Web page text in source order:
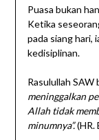
Puasa bukan
Ketika
pada siang hari,
kedisiplinan.
Rasulullah SAW
meninggalkan
Allah tidak
minumnya”.(HR.